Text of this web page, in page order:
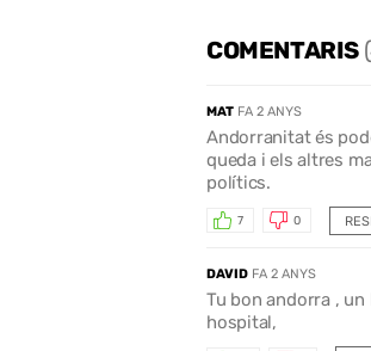
COMENTARIS
MAT FA 2 ANYS
Andorranitat és
queda i els altres
polítics.
7 0
DAVID FA 2 ANYS
Tu bon andorra ,
hospital,